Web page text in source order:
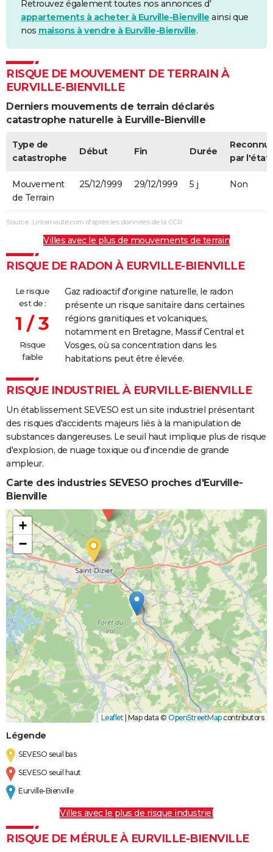
Retrouvez également toutes nos annonces d'
appartements à acheter à Eurville-Bienville ainsi que
nos maisons à vendre à Eurville-Bienville.
RISQUE DE MOUVEMENT DE TERRAIN À
EURVILLE-BIENVILLE
Derniers mouvements de terrain déclarés
catastrophe naturelle à Eurville-Bienville
Type de
catastrophe
Début Fin Durée
par l'état
Mouvement
de Terrain
25/12/1999 29/12/1999 5 j Non
Source : Linternaute.com d'après les données de la CCR
Villes avec le plus de mouvements de terrain
RISQUE DE RADON À EURVILLE-BIENVILLE
Le risque
est de :
1 / 3
Risque
faible
Gaz radioactif d'origine naturelle, le radon
présente un risque sanitaire dans certaines
régions granitiques et volcaniques,
notamment en Bretagne, Massif Central et
Vosges, où sa concentration dans les
habitations peut être élevée.
RISQUE INDUSTRIEL À EURVILLE-BIENVILLE
Un établissement SEVESO est un site industriel présentant
des risques d'accidents majeurs liés à la manipulation de
substances dangereuses. Le seuil haut implique plus de risque
d'explosion, de nuage toxique ou d'incendie de grande
ampleur.
Carte des industries SEVESO proches d'Eurville-
Bienville
+
−
Leaflet Map data © OpenStreetMapcontributors
Légende
SEVESO seuil bas
SEVESO seuil haut
Eurville-Bienville
Villes avec le plus de risque industriel
RISQUE DE MÉRULE À EURVILLE-BIENVILLE